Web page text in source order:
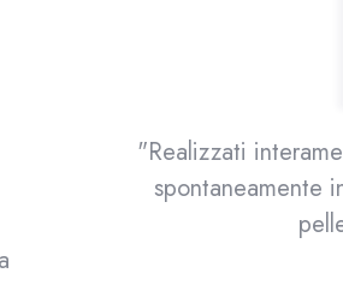
"La pelle risulta
evidente l'azione